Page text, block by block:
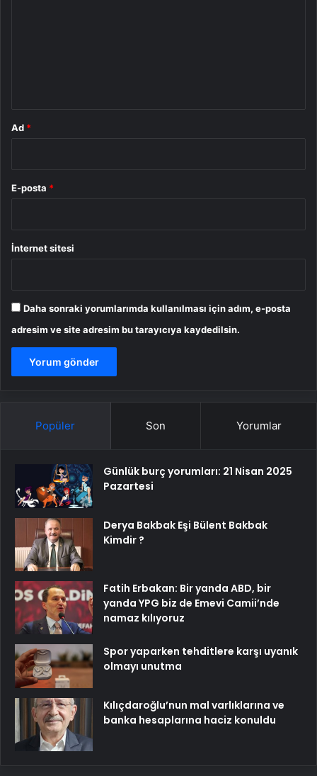
Ad *
E-posta *
İnternet sitesi
Daha sonraki yorumlarımda kullanılması için adım, e-posta
adresim ve site adresim bu tarayıcıya kaydedilsin.
Popüler Son Yorumlar
Günlük burç yorumları: 21 Nisan 2025
Pazartesi
Derya Bakbak Eşi Bülent Bakbak
Kimdir ?
Fatih Erbakan: Bir yanda ABD, bir
yanda YPG biz de Emevi Camii’nde
namaz kılıyoruz
Spor yaparken tehditlere karşı uyanık
olmayı unutma
Kılıçdaroğlu’nun mal varlıklarına ve
banka hesaplarına haciz konuldu